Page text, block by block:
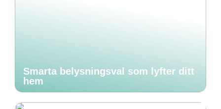
Smarta belysningsval som lyfter ditt
hem